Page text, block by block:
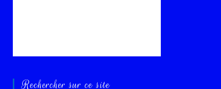
Rechercher sur ce site